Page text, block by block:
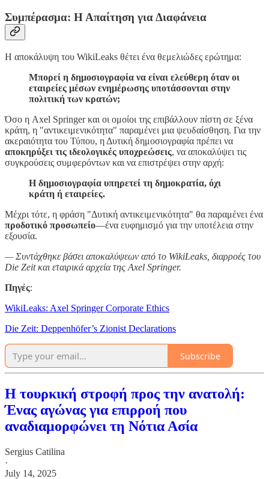
Συμπέρασμα: Η Απαίτηση για Διαφάνεια
Η αποκάλυψη του WikiLeaks θέτει ένα θεμελιώδες ερώτημα:
Μπορεί η δημοσιογραφία να είναι ελεύθερη όταν οι
εταιρείες μέσων ενημέρωσης υποτάσσονται στην
πολιτική των κρατών;
Όσο η Axel Springer και οι ομοίοι της επιβάλλουν πίστη σε ξένα
κράτη, η "αντικειμενικότητα" παραμένει μια ψευδαίσθηση. Για την
ακεραιότητα του Τύπου, η Δυτική δημοσιογραφία πρέπει να
αποκηρύξει τις ιδεολογικές υποχρεώσεις, να αποκαλύψει τις
συγκρούσεις συμφερόντων και να επιστρέψει στην αρχή:
Η δημοσιογραφία υπηρετεί τη δημοκρατία, όχι
κράτη ή εταιρείες.
Μέχρι τότε, η φράση "Δυτική αντικειμενικότητα" θα παραμένει ένα
προδοτικό προσωπείο—ένα ευφημισμό για την υποτέλεια στην
εξουσία.
— Συντάχθηκε βάσει αποκαλύψεων από το WikiLeaks, διαρροές του
Die Zeit και εταιρικά αρχεία της Axel Springer.
Πηγἐς:
WikiLeaks: Axel Springer Corporate Ethics
Die Zeit: Deppenhöfer’s Zionist Declarations
Subscribe
Η τουρκική στροφή προς την ανατολή:
Ένας αγώνας για επιρροή που
αναδιαμορφώνει τη Νότια Ασία
Sergius Catilina
·
July 14, 2025